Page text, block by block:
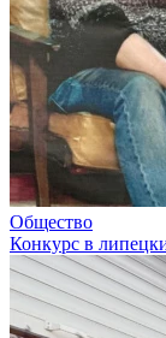
Общество
Конкурс в